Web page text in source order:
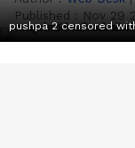
Published : Nov 29
pushpa 2 censored